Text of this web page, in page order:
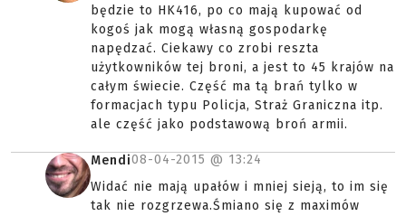
będzie to HK416, po co mają kupować od
kogoś jak mogą własną gospodarkę
napędzać. Ciekawy co zrobi reszta
użytkowników tej broni, a jest to 45 krajów na
całym świecie. Część ma tą brań tylko w
formacjach typu Policja, Straż Graniczna itp.
ale część jako podstawową broń armii.
Mendi08-04-2015 @ 13:24
Widać nie mają upałów i mniej sieją, to im się
tak nie rozgrzewa.Śmiano się z maximów